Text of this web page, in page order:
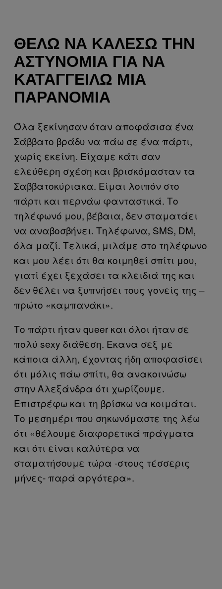
ΘΈΛΩ ΝΑ ΚΑΛΈΣΩ ΤΗΝ
ΑΣΤΥΝΟΜΊΑ ΓΙΑ ΝΑ
ΚΑΤΑΓΓΕΊΛΩ ΜΙΑ
ΠΑΡΑΝΟΜΊΑ
Όλα ξεκίνησαν όταν αποφάσισα ένα
Σάββατο βράδυ να πάω σε ένα πάρτι,
χωρίς εκείνη. Είχαμε κάτι σαν
ελεύθερη σχέση και βρισκόμασταν τα
Σαββατοκύριακα. Είμαι λοιπόν στο
πάρτι και περνάω φανταστικά. Το
τηλέφωνό μου, βέβαια, δεν σταματάει
να αναβοσβήνει. Τηλέφωνα, SMS, DM,
όλα μαζί. Τελικά, μιλάμε στο τηλέφωνο
και μου λέει ότι θα κοιμηθεί σπίτι μου,
γιατί έχει ξεχάσει τα κλειδιά της και
δεν θέλει να ξυπνήσει τους γονείς της –
πρώτο «καμπανάκι».
Το πάρτι ήταν queer και όλοι ήταν σε
πολύ sexy διάθεση. Έκανα σεξ με
κάποια άλλη, έχοντας ήδη αποφασίσει
ότι μόλις πάω σπίτι, θα ανακοινώσω
στην Αλεξάνδρα ότι χωρίζουμε.
Επιστρέφω και τη βρίσκω να κοιμάται.
Το μεσημέρι που σηκωνόμαστε της λέω
ότι «θέλουμε διαφορετικά πράγματα
και ότι είναι καλύτερα να
σταματήσουμε τώρα -στους τέσσερις
μήνες- παρά αργότερα».